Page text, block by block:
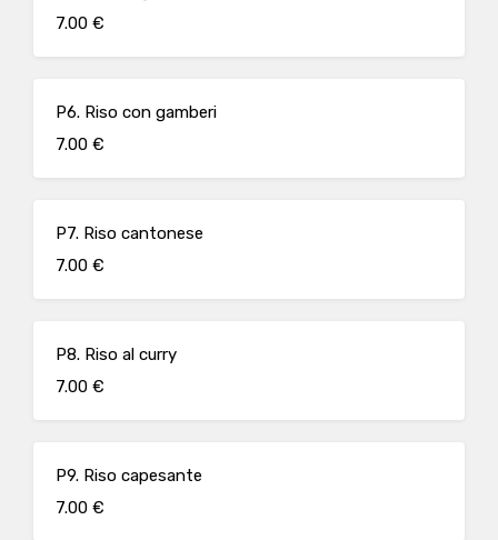
7.00 €
P6. Riso con gamberi
7.00 €
P7. Riso cantonese
7.00 €
P8. Riso al curry
7.00 €
P9. Riso capesante
7.00 €